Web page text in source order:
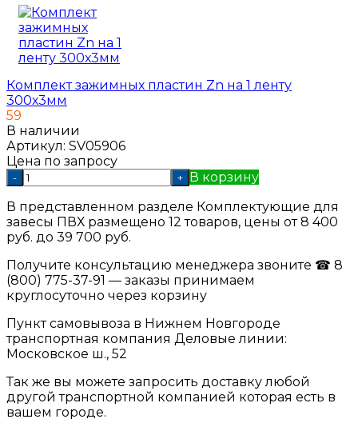
Комплект зажимных пластин Zn на 1 ленту
300х3мм
59
В наличии
Артикул: SV05906
Цена по запросу
- + В корзину
В представленном разделе Комплектующие для
завесы ПВХ размещено 12 товаров, цены от 8 400
руб. до 39 700 руб.
Получите консультацию менеджера звоните ☎ 8
(800) 775-37-91 — заказы принимаем
круглосуточно через корзину
Пункт самовывоза в Нижнем Новгороде
транспортная компания Деловые линии:
Московское ш., 52
Так же вы можете запросить доставку любой
другой транспортной компанией которая есть в
вашем городе.